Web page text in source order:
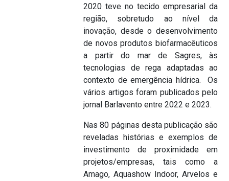
2020 teve no tecido empresarial da
região, sobretudo ao nível da
inovação, desde o desenvolvimento
de novos produtos biofarmacêuticos
a partir do mar de Sagres, às
tecnologias de rega adaptadas ao
contexto de emergência hídrica. Os
vários artigos foram publicados pelo
jornal Barlavento entre 2022 e 2023.
Nas 80 páginas desta publicação são
reveladas histórias e exemplos de
investimento de proximidade em
projetos/empresas, tais como a
Amago, Aquashow Indoor, Arvelos e